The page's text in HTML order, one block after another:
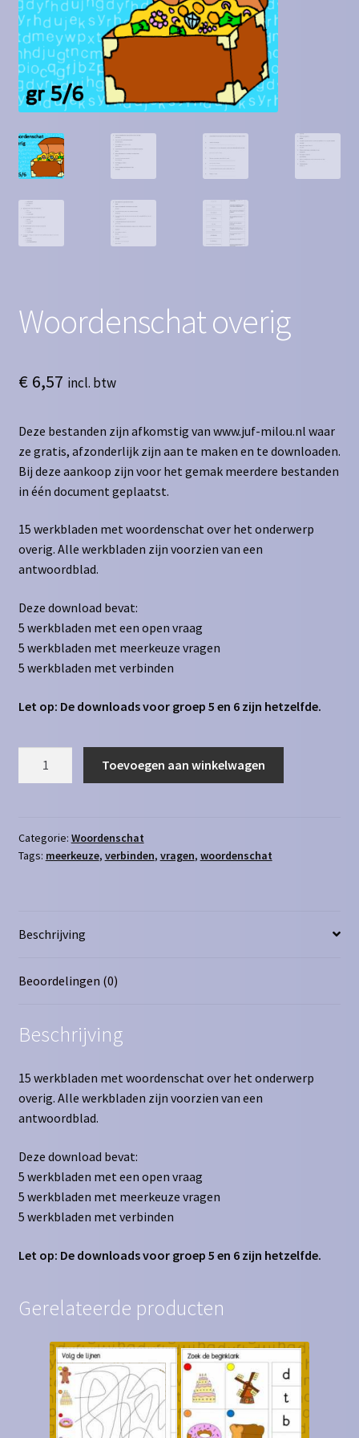
Contact
Homepagina
Mijn account
Privacy Policy
Winkel
Woordenschat overig
€6,57 incl. btw
Deze bestanden zijn afkomstig van www.juf-milou.nl waar
ze gratis, afzonderlijk zijn aan te maken en te downloaden.
Bij deze aankoop zijn voor het gemak meerdere bestanden
in één document geplaatst.
15 werkbladen met woordenschat over het onderwerp
overig. Alle werkbladen zijn voorzien van een
antwoordblad.
Deze download bevat:
5 werkbladen met een open vraag
5 werkbladen met meerkeuze vragen
5 werkbladen met verbinden
Let op: De downloads voor groep 5 en 6 zijn hetzelfde.
Toevoegen aan winkelwagen
Categorie: Woordenschat
Tags: meerkeuze, verbinden, vragen, woordenschat
Beschrijving
Beoordelingen (0)
Beschrijving
15 werkbladen met woordenschat over het onderwerp
overig. Alle werkbladen zijn voorzien van een
antwoordblad.
Deze download bevat:
5 werkbladen met een open vraag
5 werkbladen met meerkeuze vragen
5 werkbladen met verbinden
Let op: De downloads voor groep 5 en 6 zijn hetzelfde.
Gerelateerde producten